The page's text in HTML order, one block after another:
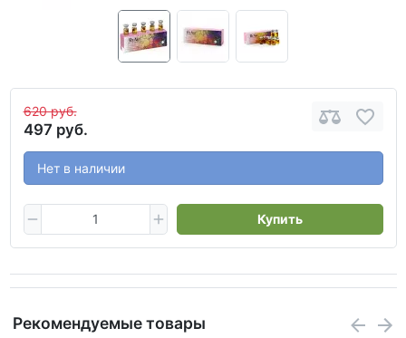
620 руб.
497 руб.
Нет в наличии
Купить
Рекомендуемые товары